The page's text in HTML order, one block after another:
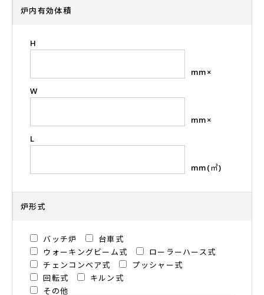
炉内有効体積
H
mm×
W
mm×
L
mm(㎥)
炉形式
バッチ炉
台車式
ウォーキングビーム式
ローラーハース式
チェンコンベア式
プッシャー式
回転式
キルン式
その他